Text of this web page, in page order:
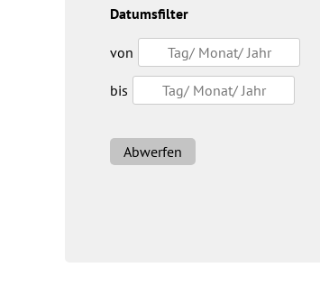
Datumsfilter
von
bis
Abwerfen